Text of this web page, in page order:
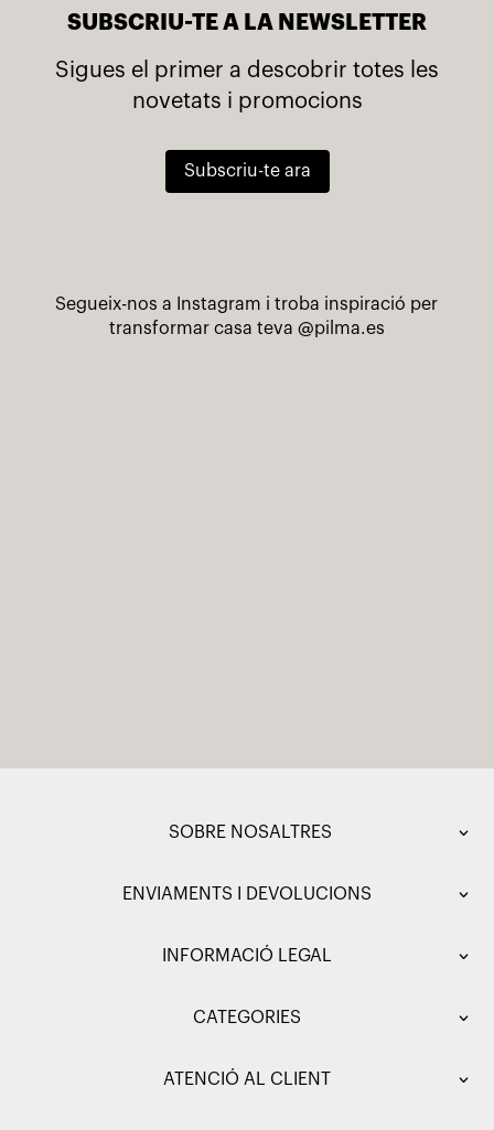
SUBSCRIU-TE A LA NEWSLETTER
Sigues el primer a descobrir totes les
novetats i promocions
Subscriu-te ara
Segueix-nos a Instagram i troba inspiració per
transformar casa teva @pilma.es
SOBRE NOSALTRES
ENVIAMENTS I DEVOLUCIONS
INFORMACIÓ LEGAL
CATEGORIES
ATENCIÓ AL CLIENT